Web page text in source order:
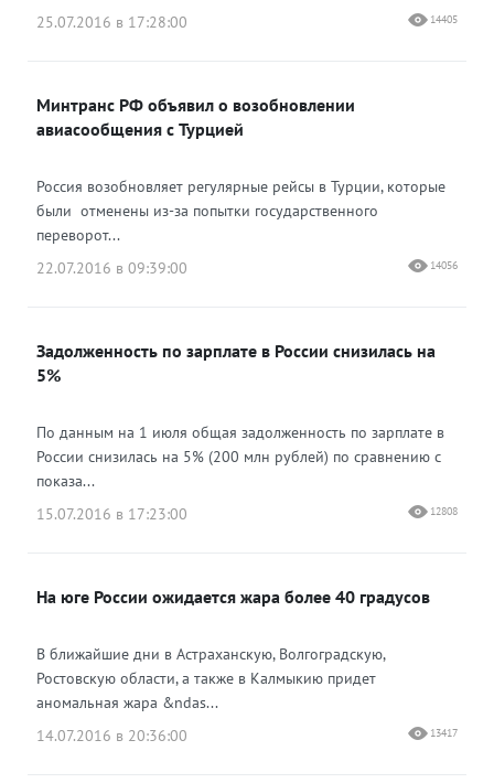
25.07.2016 в 17:28:00
14405
Минтранс РФ объявил о возобновлении
авиасообщения с Турцией
Россия возобновляет регулярные рейсы в Турции, которые
были отменены из-за попытки государственного
переворот...
22.07.2016 в 09:39:00
14056
Задолженность по зарплате в России снизилась на
5%
По данным на 1 июля общая задолженность по зарплате в
России снизилась на 5% (200 млн рублей) по сравнению с
показа...
15.07.2016 в 17:23:00
12808
На юге России ожидается жара более 40 градусов
В ближайшие дни в Астраханскую, Волгоградскую,
Ростовскую области, а также в Калмыкию придет
аномальная жара &ndas...
14.07.2016 в 20:36:00
13417